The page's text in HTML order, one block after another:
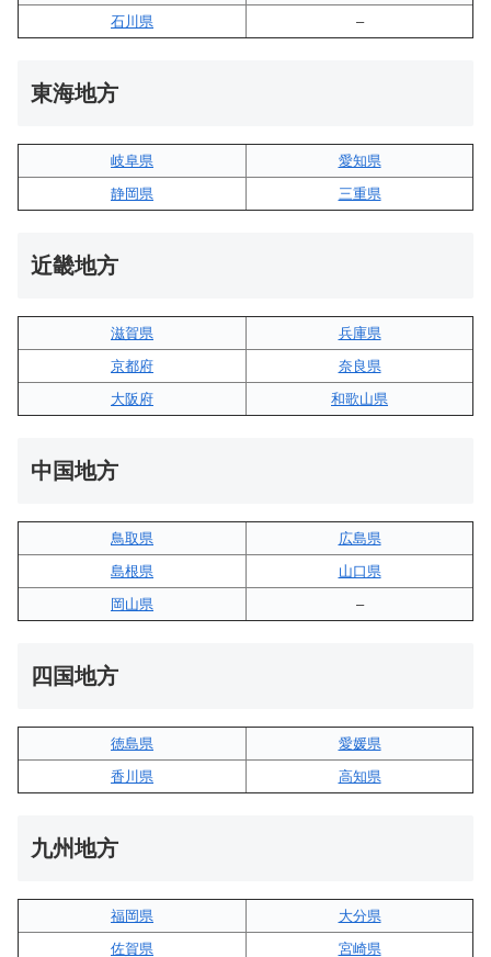
石川県
–
東海地方
岐阜県
愛知県
静岡県
三重県
近畿地方
滋賀県
兵庫県
京都府
奈良県
大阪府
和歌山県
中国地方
鳥取県
広島県
島根県
山口県
岡山県
–
四国地方
徳島県
愛媛県
香川県
高知県
九州地方
福岡県
大分県
佐賀県
宮崎県